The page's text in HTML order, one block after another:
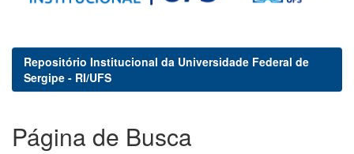
Repositório Institucional da Universidade Federal de
Sergipe - RI/UFS
Página de Busca